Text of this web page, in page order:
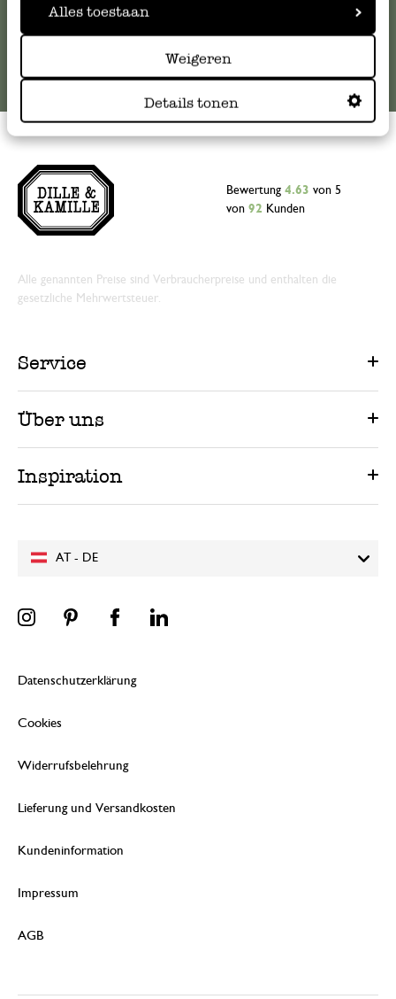
Alles toestaan
Weigeren
Details tonen
Online-Kundenservice
AT - DE
Bewertung 4.63 von 5
von 92 Kunden
Alle genannten Preise sind Verbraucherpreise und enthalten die
gesetzliche Mehrwertsteuer.
Service
Über uns
Inspiration
Datenschutzerklärung
Cookies
Widerrufsbelehrung
Lieferung und Versandkosten
Kundeninformation
Impressum
AGB